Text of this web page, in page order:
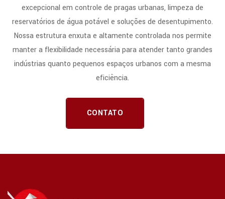
excepcional em controle de pragas urbanas, limpeza de
reservatórios de água potável e soluções de desentupimento.
Nossa estrutura enxuta e altamente controlada nos permite
manter a flexibilidade necessária para atender tanto grandes
indústrias quanto pequenos espaços urbanos com a mesma
eficiência.
CONTATO